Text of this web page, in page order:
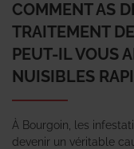
COMMENT AS
TRAITEMENT
PEUT-IL VOUS
NUISIBLES
À Bourgoin, les
devenir un véritable